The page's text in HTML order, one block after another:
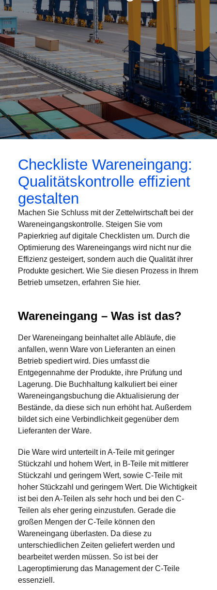
Checkliste Wareneingang:
Qualitätskontrolle effizient
gestalten
Machen Sie Schluss mit der Zettelwirtschaft bei der
Wareneingangskontrolle. Steigen Sie vom
Papierkrieg auf digitale Checklisten um. Durch die
Optimierung des Wareneingangs wird nicht nur die
Effizienz gesteigert, sondern auch die Qualität ihrer
Produkte gesichert. Wie Sie diesen Prozess in Ihrem
Betrieb umsetzen, erfahren Sie hier.
Wareneingang – Was ist das?
Der Wareneingang beinhaltet alle Abläufe, die
anfallen, wenn Ware von Lieferanten an einen
Betrieb spediert wird. Dies umfasst die
Entgegennahme der Produkte, ihre Prüfung und
Lagerung. Die Buchhaltung kalkuliert bei einer
Wareneingangsbuchung die Aktualisierung der
Bestände, da diese sich nun erhöht hat. Außerdem
bildet sich eine Verbindlichkeit gegenüber dem
Lieferanten der Ware.
Die Ware wird unterteilt in A-Teile mit geringer
Stückzahl und hohem Wert, in B-Teile mit mittlerer
Stückzahl und geringem Wert, sowie C-Teile mit
hoher Stückzahl und geringem Wert. Die Wichtigkeit
ist bei den A-Teilen als sehr hoch und bei den C-
Teilen als eher gering einzustufen. Gerade die
großen Mengen der C-Teile können den
Wareneingang überlasten. Da diese zu
unterschiedlichen Zeiten geliefert werden und
bearbeitet werden müssen. So ist bei der
Lageroptimierung das Management der C-Teile
essenziell.